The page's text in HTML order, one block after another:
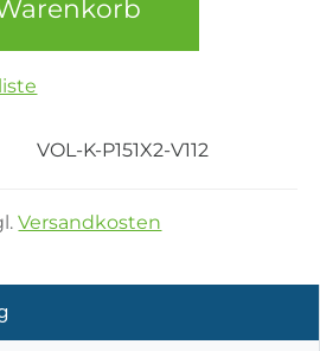
VOL-K-P151X2-V112
Versandkosten